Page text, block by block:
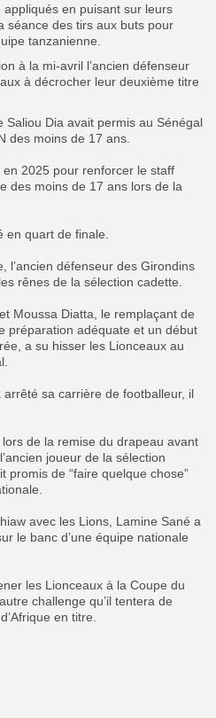
en puisant sur leurs
séance des tirs aux buts pour
tanzanienne.
à la mi-avril l’ancien défenseur
à décrocher leur deuxième titre
Saliou Dia avait permis au Sénégal
des moins de 17 ans.
2025 pour renforcer le staff
des moins de 17 ans lors de la
en quart de finale.
l’ancien défenseur des Girondins
rênes de la sélection cadette.
Moussa Diatta, le remplaçant de
préparation adéquate et un début
a su hisser les Lionceaux au
arrêté sa carrière de footballeur, il
lors de la remise du drapeau avant
joueur de la sélection
promis de “faire quelque chose”
avec les Lions, Lamine Sané a
le banc d’une équipe nationale
les Lionceaux à la Coupe du
challenge qu’il tentera de
en titre.